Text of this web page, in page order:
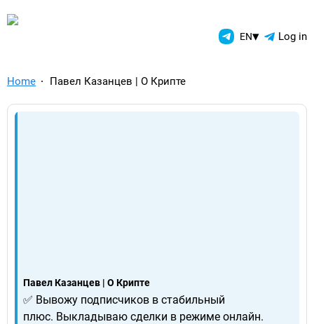
TelegramAds.com — EN▾ Log in
Home Павел Казанцев | О Крипте
Павел Казанцев | О Крипте
✅ Вывожу подписчиков в стабильный
плюс. Выкладываю сделки в режиме онлайн.